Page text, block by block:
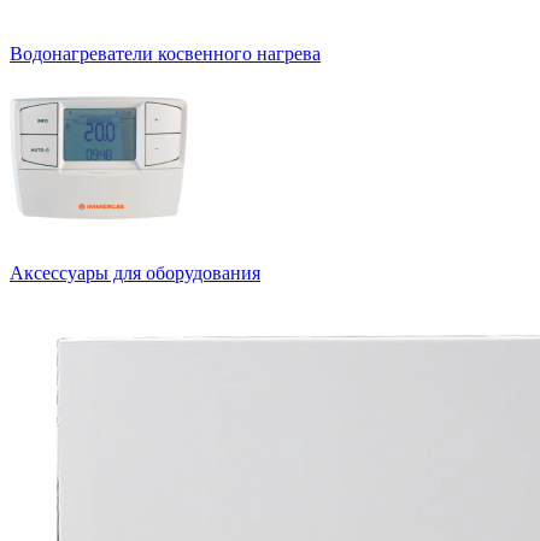
Водонагреватели косвенного нагрева
Аксессуары для оборудования